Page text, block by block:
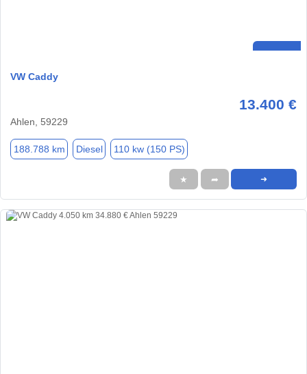
VW Caddy
13.400 €
Ahlen, 59229
188.788 km Diesel 110 kw (150 PS)
★ ➦ ➜